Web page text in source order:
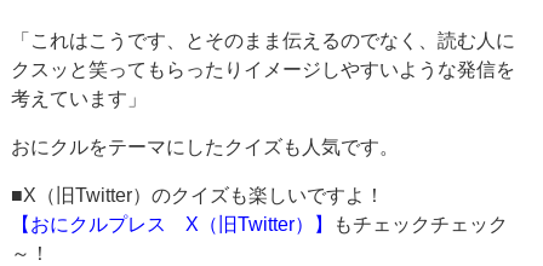
「これはこうです、とそのまま伝えるのでなく、読む人に
クスッと笑ってもらったりイメージしやすいような発信を
考えています」
おにクルをテーマにしたクイズも人気です。
■X（旧Twitter）のクイズも楽しいですよ！
【おにクルプレス X（旧Twitter）】
もチェックチェック
～！